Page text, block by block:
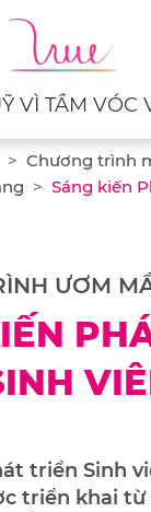
VÌ TẦM VÓC
Chương trình
Sáng kiến
ƯƠM
triển Sinh
triển khai từ